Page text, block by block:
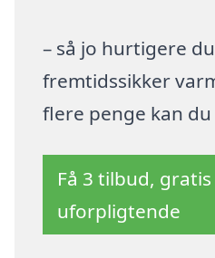
– så jo hurtigere
fremtidssikker
flere penge kan du
Få 3 tilbud,
uforpligtende